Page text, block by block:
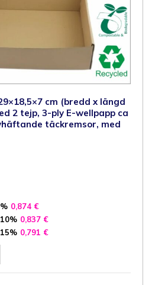
cm (bredd x längd
2 tejp, 3-ply E-wellpapp ca
täckremsor, med
0,874 €
0,837 €
0,791 €